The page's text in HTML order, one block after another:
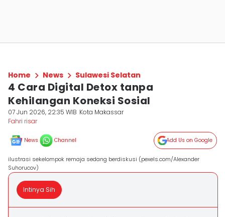
Home News Sulawesi Selatan
4 Cara Digital Detox tanpa
Kehilangan Koneksi Sosial
07 Jun 2026, 22:35 WIB Kota Makassar
Fahri risar
News Channel Add Us on Google
ilustrasi sekelompok remaja sedang berdiskusi (pexels.com/Alexander
Suhorucov)
Intinya Sih